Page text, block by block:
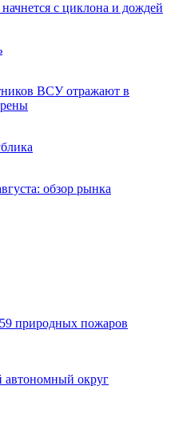
с циклона и дождей
ВСУ отражают в
обзор рынка
59 природных пожаров
округ